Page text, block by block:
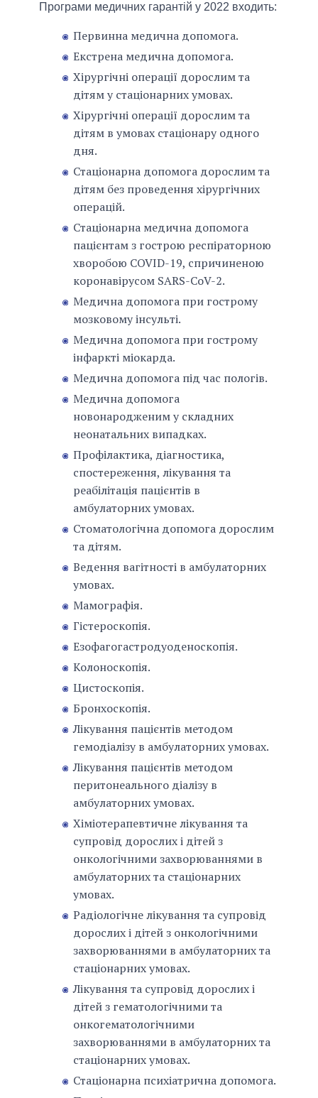
Програми медичних гарантій у 2022 входить:
Первинна медична допомога.
Екстрена медична допомога.
Хірургічні операції дорослим та
дітям у стаціонарних умовах.
Хірургічні операції дорослим та
дітям в умовах стаціонару одного
дня.
Стаціонарна допомога дорослим та
дітям без проведення хірургічних
операцій.
Стаціонарна медична допомога
пацієнтам з гострою респіраторною
хворобою COVID-19, спричиненою
коронавірусом SARS-CoV-2.
Медична допомога при гострому
мозковому інсульті.
Медична допомога при гострому
інфаркті міокарда.
Медична допомога під час пологів.
Медична допомога
новонародженим у складних
неонатальних випадках.
Профілактика, діагностика,
спостереження, лікування та
реабілітація пацієнтів в
амбулаторних умовах.
Стоматологічна допомога дорослим
та дітям.
Ведення вагітності в амбулаторних
умовах.
Мамографія.
Гістероскопія.
Езофагогастродуоденоскопія.
Колоноскопія.
Цистоскопія.
Бронхоскопія.
Лікування пацієнтів методом
гемодіалізу в амбулаторних умовах.
Лікування пацієнтів методом
перитонеального діалізу в
амбулаторних умовах.
Хіміотерапевтичне лікування та
супровід дорослих і дітей з
онкологічними захворюваннями в
амбулаторних та стаціонарних
умовах.
Радіологічне лікування та супровід
дорослих і дітей з онкологічними
захворюваннями в амбулаторних та
стаціонарних умовах.
Лікування та супровід дорослих і
дітей з гематологічними та
онкогематологічними
захворюваннями в амбулаторних та
стаціонарних умовах.
Стаціонарна психіатрична допомога.